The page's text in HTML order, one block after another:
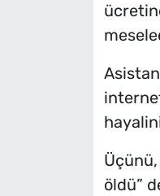
öldü”